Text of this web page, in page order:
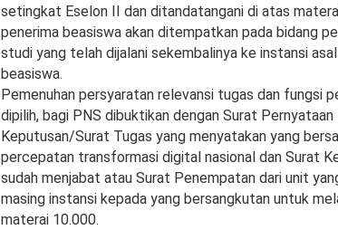
setingkat Eselon II dan ditandatangani di atas
penerima beasiswa akan ditempatkan pada bidang
studi yang telah dijalani sekembalinya ke instansi
beasiswa.
Pemenuhan persyaratan relevansi tugas dan fungsi
dipilih, bagi PNS dibuktikan dengan Surat
Keputusan/Surat Tugas yang menyatakan yang
percepatan transformasi digital nasional dan Surat
sudah menjabat atau Surat Penempatan dari unit
masing instansi kepada yang bersangkutan untuk
materai 10.000.